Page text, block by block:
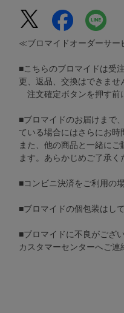
≪ブロマイドオーダーサ
■こちらのブロマイドは受
更、返品、交換はできませ
注文確定ボタンを押す前
■ブロマイドのお届けまで
ている場合にはさらにお時
また、他の商品と一緒に
ます。あらかじめご了承く
■コンビニ決済をご利用の
■ブロマイドの個包装はし
■ブロマイドに不良がござ
カスタマーセンターへご連